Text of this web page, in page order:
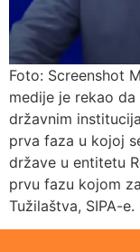
Foto: Screenshot
medije je rekao
državnim
prva faza u kojoj
države u entitetu
prvu fazu kojom
Tužilaštva, SIPA-